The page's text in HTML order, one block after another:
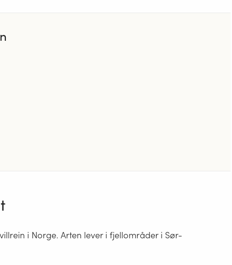
i Norge. Arten lever i fjellområder i Sør-